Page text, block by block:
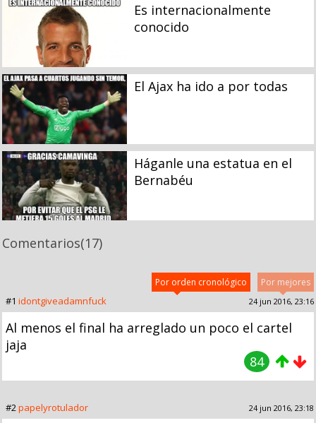
Es internacionalmente
conocido
El Ajax ha ido a por todas
Háganle una estatua en el
Bernabéu
Comentarios(17)
Por mejores
Por orden cronológico
#1 idontgiveadamnfuck 24 jun 2016, 23:16
Al menos el final ha arreglado un poco el cartel
jaja
84
#2papelyrotulador 24 jun 2016, 23:18